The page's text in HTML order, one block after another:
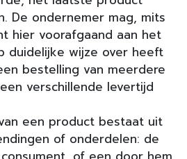
De ondernemer mag, mits
hier voorafgaand aan het
duidelijke wijze over heeft
bestelling van meerdere
verschillende levertijd
een product bestaat uit
of onderdelen: de